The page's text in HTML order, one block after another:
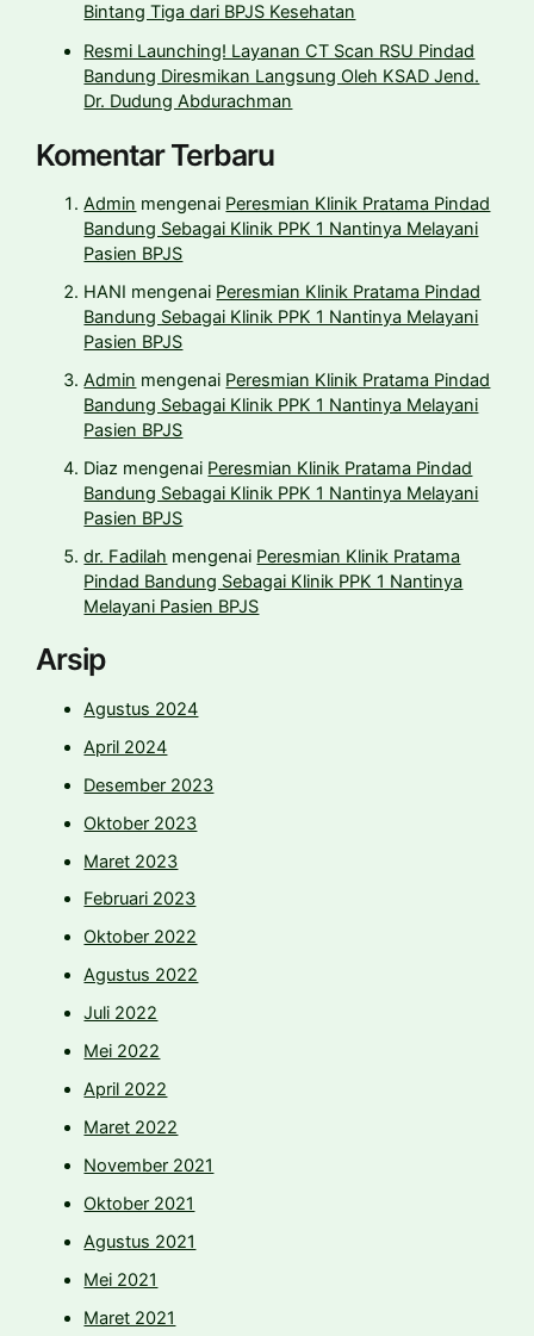
Bintang Tiga dari BPJS Kesehatan
Resmi Launching! Layanan CT Scan RSU Pindad
Bandung Diresmikan Langsung Oleh KSAD Jend.
Dr. Dudung Abdurachman
Komentar Terbaru
Admin mengenai Peresmian Klinik Pratama Pindad
Bandung Sebagai Klinik PPK 1 Nantinya Melayani
Pasien BPJS
HANI mengenai Peresmian Klinik Pratama Pindad
Bandung Sebagai Klinik PPK 1 Nantinya Melayani
Pasien BPJS
Admin mengenai Peresmian Klinik Pratama Pindad
Bandung Sebagai Klinik PPK 1 Nantinya Melayani
Pasien BPJS
Diaz mengenai Peresmian Klinik Pratama Pindad
Bandung Sebagai Klinik PPK 1 Nantinya Melayani
Pasien BPJS
dr. Fadilah mengenai Peresmian Klinik Pratama
Pindad Bandung Sebagai Klinik PPK 1 Nantinya
Melayani Pasien BPJS
Arsip
Agustus 2024
April 2024
Desember 2023
Oktober 2023
Maret 2023
Februari 2023
Oktober 2022
Agustus 2022
Juli 2022
Mei 2022
April 2022
Maret 2022
November 2021
Oktober 2021
Agustus 2021
Mei 2021
Maret 2021